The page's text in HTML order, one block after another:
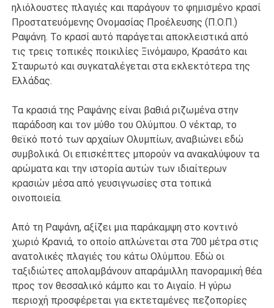
ηλιόλουστες πλαγιές και παράγουν το φημισμένο κρασί
Προστατευόμενης Ονομασίας Προέλευσης (Π.Ο.Π.)
Ραψάνη. Το κρασί αυτό παράγεται αποκλειστικά από
τις τρεις τοπικές ποικιλίες Ξινόμαυρο, Κρασάτο και
Σταυρωτό και συγκαταλέγεται στα εκλεκτότερα της
Ελλάδας.
Τα κρασιά της Ραψάνης είναι βαθιά ριζωμένα στην
παράδοση και τον μύθο του Ολύμπου. Ο νέκταρ, το
θεϊκό ποτό των αρχαίων Ολυμπίων, αναβιώνει εδώ
συμβολικά. Οι επισκέπτες μπορούν να ανακαλύψουν τα
αρώματα και την ιστορία αυτών των ιδιαίτερων
κρασιών μέσα από γευσιγνωσίες στα τοπικά
οινοποιεία.
Από τη Ραψάνη, αξίζει μια παράκαμψη στο κοντινό
χωριό Κρανιά, το οποίο απλώνεται στα 700 μέτρα στις
ανατολικές πλαγιές του κάτω Ολύμπου. Εδώ οι
ταξιδιώτες απολαμβάνουν απαράμιλλη πανοραμική θέα
προς τον θεσσαλικό κάμπο και το Αιγαίο. Η γύρω
περιοχή προσφέρεται για εκτεταμένες πεζοπορίες